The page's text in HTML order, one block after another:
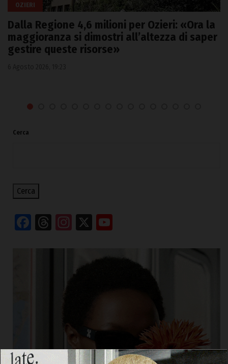
OZIERI
Dalla Regione 4,6 milioni per Ozieri: «Ora la
maggioranza si dimostri all’altezza di saper
gestire queste risorse»
Cerca
Cerca
Facebook
Threads
Instagram
X